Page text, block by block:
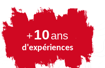
+10ans
d'expériences